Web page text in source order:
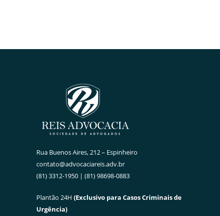
Rua Buenos Aires, 212 – Espinheiro
contato@advocaciareis.adv.br
(81) 3312-1950 | (81) 98698-0883
Plantão 24H (Exclusivo para Casos Criminais de
Urgência)